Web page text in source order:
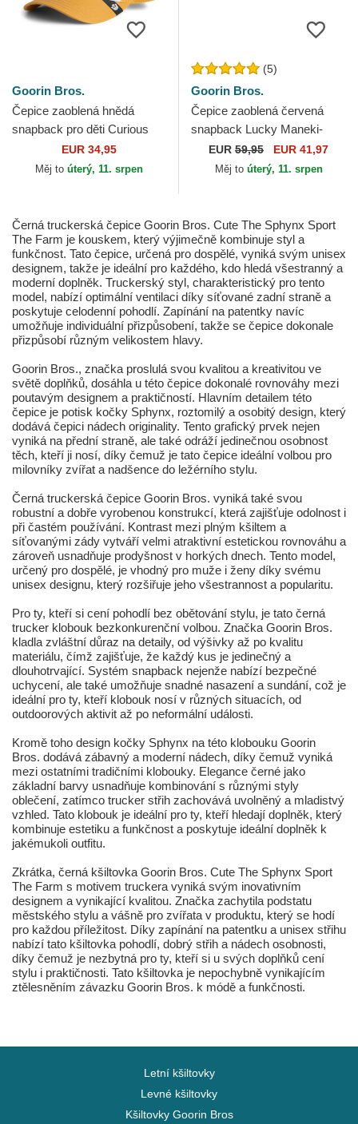
Goorin Bros.
Čepice zaoblená hnědá
snapback pro děti Curious
Cat Mini The Farm Goorin
Bros.
EUR 34,95
Měj to úterý, 11. srpen
(5)
Goorin Bros.
Čepice zaoblená červená
snapback Lucky Maneki-
Neko Happy Thoughts The
Farm Goorin Bros.
EUR 59,95 EUR 41,97
Měj to úterý, 11. srpen
Černá truckerská čepice Goorin Bros. Cute The Sphynx Sport
The Farm je kouskem, který výjimečně kombinuje styl a
funkčnost. Tato čepice, určená pro dospělé, vyniká svým unisex
designem, takže je ideální pro každého, kdo hledá všestranný a
moderní doplněk. Truckerský styl, charakteristický pro tento
model, nabízí optimální ventilaci díky síťované zadní straně a
poskytuje celodenní pohodlí. Zapínání na patentky navíc
umožňuje individuální přizpůsobení, takže se čepice dokonale
přizpůsobí různým velikostem hlavy.
Goorin Bros., značka proslulá svou kvalitou a kreativitou ve
světě doplňků, dosáhla u této čepice dokonalé rovnováhy mezi
poutavým designem a praktičností. Hlavním detailem této
čepice je potisk kočky Sphynx, roztomilý a osobitý design, který
dodává čepici nádech originality. Tento grafický prvek nejen
vyniká na přední straně, ale také odráží jedinečnou osobnost
těch, kteří ji nosí, díky čemuž je tato čepice ideální volbou pro
milovníky zvířat a nadšence do ležérního stylu.
Černá truckerská čepice Goorin Bros. vyniká také svou
robustní a dobře vyrobenou konstrukcí, která zajišťuje odolnost i
při častém používání. Kontrast mezi plným kšiltem a
síťovanými zády vytváří velmi atraktivní estetickou rovnováhu a
zároveň usnadňuje prodyšnost v horkých dnech. Tento model,
určený pro dospělé, je vhodný pro muže i ženy díky svému
unisex designu, který rozšiřuje jeho všestrannost a popularitu.
Pro ty, kteří si cení pohodlí bez obětování stylu, je tato černá
trucker klobouk bezkonkurenční volbou. Značka Goorin Bros.
kladla zvláštní důraz na detaily, od výšivky až po kvalitu
materiálu, čímž zajišťuje, že každý kus je jedinečný a
dlouhotrvající. Systém snapback nejenže nabízí bezpečné
uchycení, ale také umožňuje snadné nasazení a sundání, což je
ideální pro ty, kteří klobouk nosí v různých situacích, od
outdoorových aktivit až po neformální události.
Kromě toho design kočky Sphynx na této klobouku Goorin
Bros. dodává zábavný a moderní nádech, díky čemuž vyniká
mezi ostatními tradičními klobouky. Elegance černé jako
základní barvy usnadňuje kombinování s různými styly
oblečení, zatímco trucker střih zachovává uvolněný a mladistvý
vzhled. Tato klobouk je ideální pro ty, kteří hledají doplněk, který
kombinuje estetiku a funkčnost a poskytuje ideální doplněk k
jakémukoli outfitu.
Zkrátka, černá kšiltovka Goorin Bros. Cute The Sphynx Sport
The Farm s motivem truckera vyniká svým inovativním
designem a vynikající kvalitou. Značka zachytila podstatu
městského stylu a vášně pro zvířata v produktu, který se hodí
pro každou příležitost. Díky zapínání na patentku a unisex střihu
nabízí tato kšiltovka pohodlí, dobrý střih a nádech osobnosti,
díky čemuž je nezbytná pro ty, kteří si u svých doplňků cení
stylu i praktičnosti. Tato kšiltovka je nepochybně vynikajícím
ztělesněním závazku Goorin Bros. k módě a funkčnosti.
Letní kšiltovky
Levné kšiltovky
Kšiltovky Goorin Bros